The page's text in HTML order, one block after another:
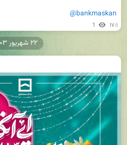
@bankmaskan
1 ۱۷:۱
۲۲ شهریور ۱۴۰۳